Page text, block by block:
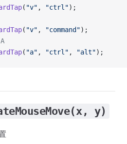
( "v" , "ctrl");
( "v" , "command");
( "a" , "ctrl" , "alt");
y)